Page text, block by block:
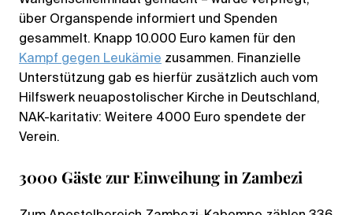
über Organspende informiert und Spenden
gesammelt. Knapp 10.000 Euro kamen für den
Kampf gegen Leukämie zusammen. Finanzielle
Unterstützung gab es hierfür zusätzlich auch vom
Hilfswerk neuapostolischer Kirche in Deutschland,
NAK-karitativ: Weitere 4000 Euro spendete der
Verein.
3000 Gäste zur Einweihung in Zambezi